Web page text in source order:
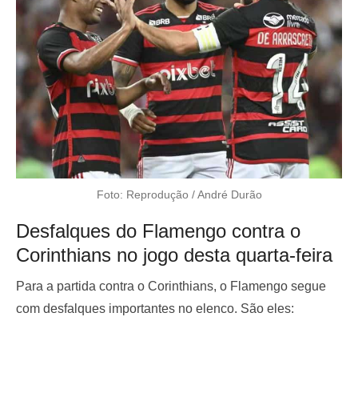
Foto: Reprodução / André Durão
Desfalques do Flamengo contra o
Corinthians no jogo desta quarta-feira
Para a partida contra o Corinthians, o Flamengo segue
com desfalques importantes no elenco. São eles: